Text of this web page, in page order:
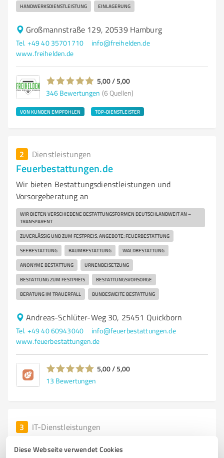
Diese Webseite verwendet Cookies
HANDWERKSDIENSTLEISTUNG EINLAGERUNG
Großmannstraße 129, 20539 Hamburg
Tel. +49 40 35701710
info@freihelden.de
www.freihelden.de
5,00 / 5,00
346 Bewertungen (6 Quellen)
VON KUNDEN EMPFOHLEN TOP-DIENSTLEISTER
2 Dienstleistungen
Feuerbestattungen.de
Wir bieten Bestattungsdienstleistungen und
Vorsorgeberatung an
WIR BIETEN VERSCHIEDENE BESTATTUNGSFORMEN DEUTSCHLANDWEIT AN –
TRANSPARENT
ZUVERLÄSSIG UND ZUM FESTPREIS. ANGEBOTE: FEUERBESTATTUNG
SEEBESTATTUNG BAUMBESTATTUNG WALDBESTATTUNG
ANONYME BESTATTUNG URNENBEISETZUNG
BESTATTUNG ZUM FESTPREIS BESTATTUNGSVORSORGE
BERATUNG IM TRAUERFALL BUNDESWEITE BESTATTUNG
Andreas-Schlüter-Weg 30, 25451 Quickborn
Tel. +49 40 60943040
info@feuerbestattungen.de
www.feuerbestattungen.de
5,00 / 5,00
13 Bewertungen
3 IT-Dienstleistungen